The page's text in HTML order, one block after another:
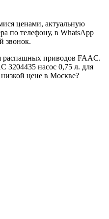
ценами, актуальную
по телефону, в WhatsApp
звонок.
распашных приводов FAAC.
3204435 насос 0,75 л. для
цене в Москве?